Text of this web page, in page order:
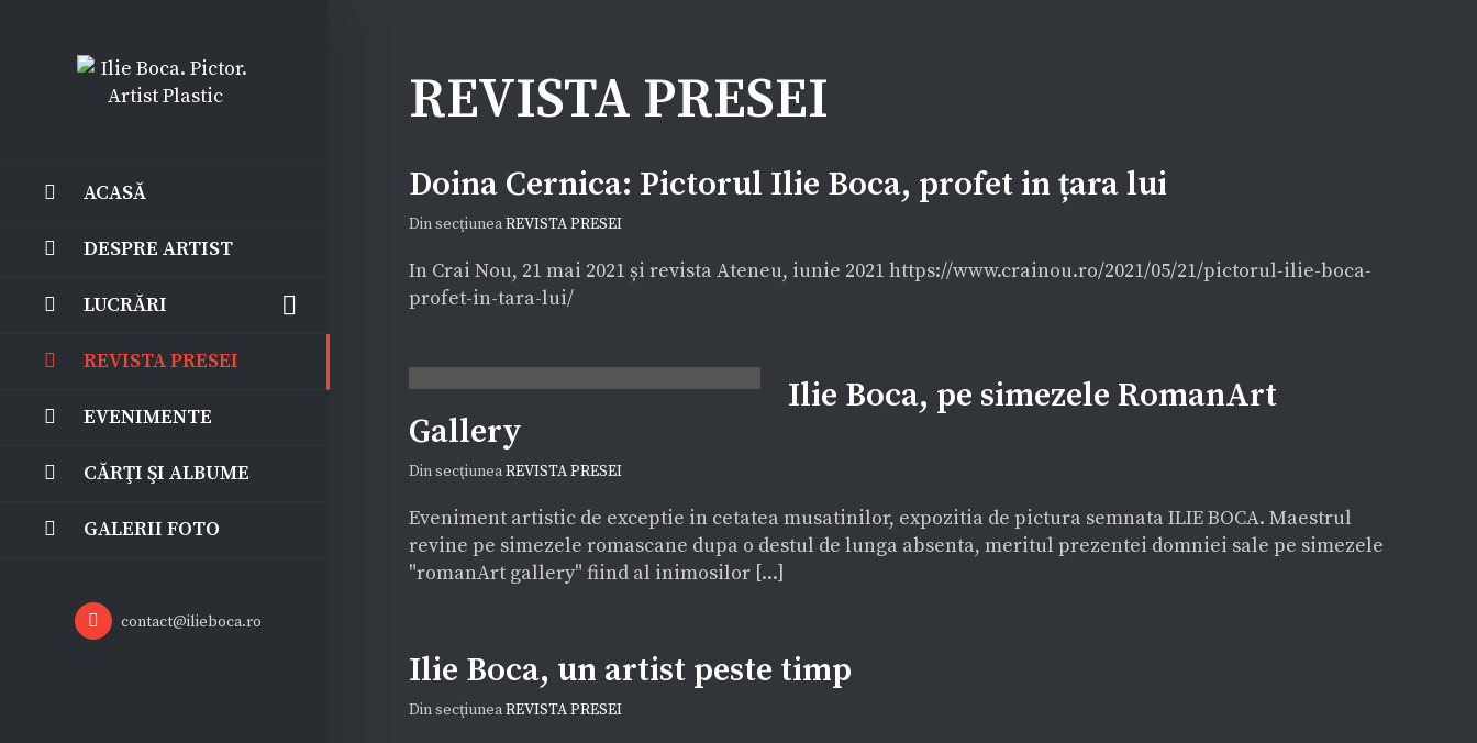
ACASĂ
DESPRE ARTIST
LUCRĂRI
REVISTA PRESEI
EVENIMENTE
CĂRŢI ŞI ALBUME
GALERII FOTO
Emailcontact@ilieboca.ro
REVISTA PRESEI
Doina Cernica: Pictorul Ilie Boca, profet in țara lui
Din secţiuneaREVISTA PRESEI
In Crai Nou, 21 mai 2021 și revista Ateneu, iunie 2021 https://www.crainou.ro/2021/05/21/pictorul-ilie-boca-
profet-in-tara-lui/
RomanArt Gallery
Ilie Boca, pe simezele RomanArt
Gallery
Din secţiuneaREVISTA PRESEI
Eveniment artistic de exceptie in cetatea musatinilor, expozitia de pictura semnata ILIE BOCA. Maestrul
revine pe simezele romascane dupa o destul de lunga absenta, meritul prezentei domniei sale pe simezele
"romanArt gallery" fiind al inimosilor [...]
Ilie Boca, un artist peste timp
Din secţiuneaREVISTA PRESEI